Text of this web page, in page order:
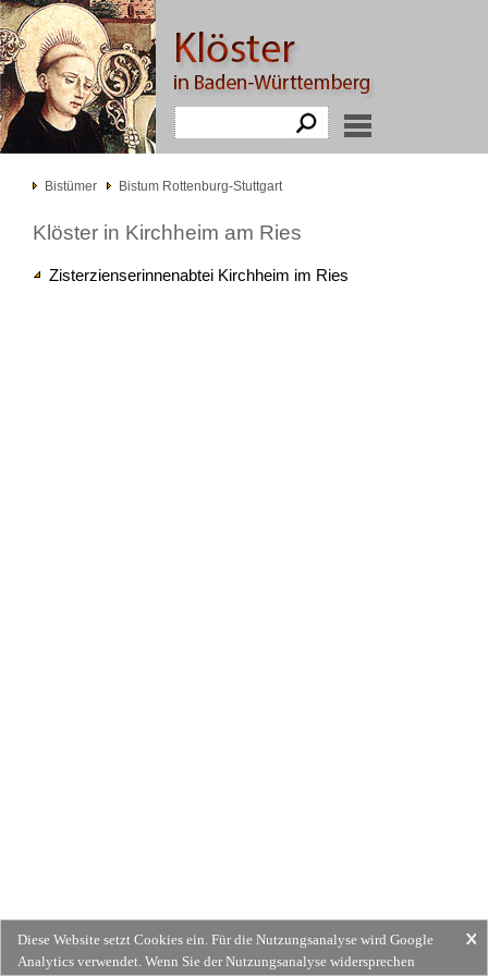
Bistümer Bistum Rottenburg-Stuttgart
Klöster in Kirchheim am Ries
Zisterzienserinnenabtei Kirchheim im Ries
Diese Website setzt Cookies ein. Für die Nutzungsanalyse wird Google
Analytics verwendet. Wenn Sie der Nutzungsanalyse widersprechen